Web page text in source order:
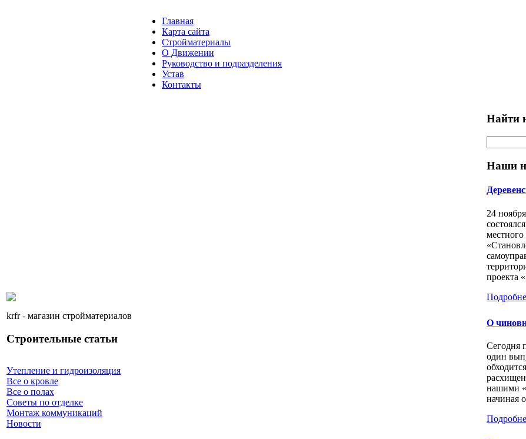
krfr - магазин стройматериалов
Строительные статьи
Утепление и гидроизоляция
Все о кровле
Все о полах
Советы по отделке
Монтаж коммуникаций
Новости
Главная
Карта сайта
Стройматериалы
О Движении
Руководство и подразделения
Устав
Контакты
Найти
Наши
24
проекта
О
Сегодня
один
нашими
начиная